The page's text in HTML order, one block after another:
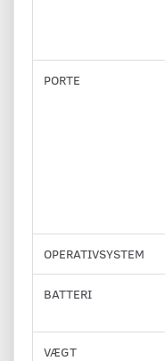
PORTE
OPERATIVSYSTEM
BATTERI
VÆGT